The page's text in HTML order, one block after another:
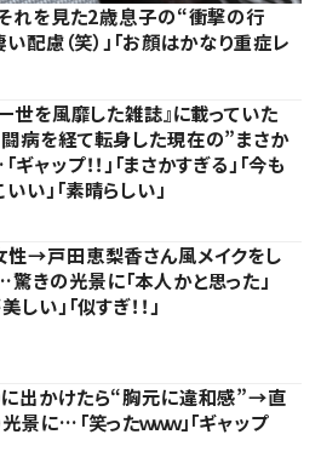
れを見た2歳息子の“衝撃の行
慮（笑）」「お顔はかなり重症レ
世を風靡した雑誌』に載っていた
闘病を経て転身した現在の”まさか
ャップ！！」「まさかすぎる」「今も
い」「素晴らしい」
性→戸田恵梨香さん風メイクをし
きの光景に「本人かと思った」
しい」「似すぎ！！」
に出かけたら“胸元に違和感”→直
景に…「笑ったｗｗｗ」「ギャップ